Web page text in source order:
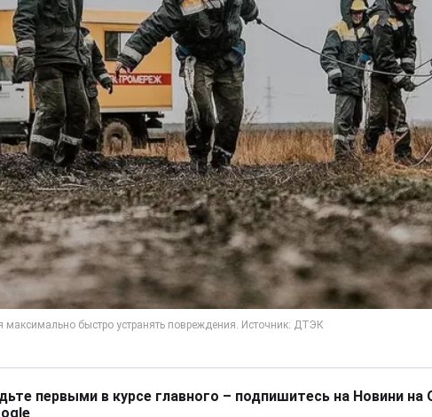
первыми в курсе главного – подпишитесь на Новини на